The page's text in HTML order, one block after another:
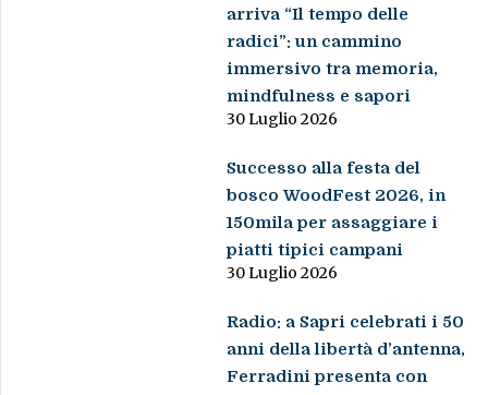
arriva “Il tempo delle
radici”: un cammino
immersivo tra memoria,
mindfulness e sapori
30 Luglio 2026
Successo alla festa del
bosco WoodFest 2026, in
150mila per assaggiare i
piatti tipici campani
30 Luglio 2026
Radio: a Sapri celebrati i 50
anni della libertà d’antenna,
Ferradini presenta con